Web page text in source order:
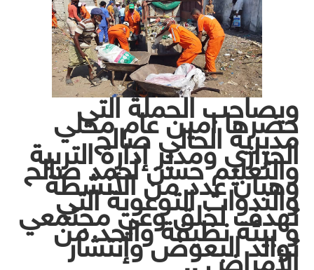
ويصاحب الحملة التي
حضرها امين عام محلي
مديرية الحالي صالح
الحرازي ومدير إدارة التربية
والتعليم حسن احمد صالح
وهبان عدد من الأنشطة
والندوات التوعوية التي
تهدف لخلق وعي مجتمعي
و بيئة نظيفة والحد من
توالد البعوض وإنتشار